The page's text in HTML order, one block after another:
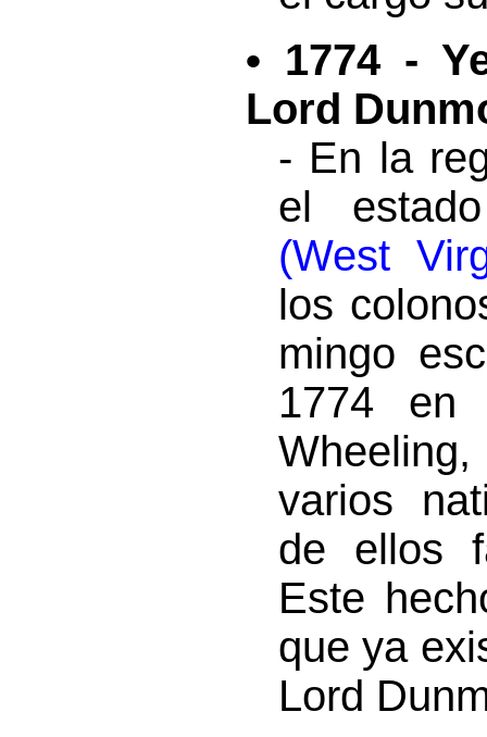
• 1774 -
Lord
- En la
el
(West
los
mingo
1774 en
varios
de ellos
Este
que ya
Lord